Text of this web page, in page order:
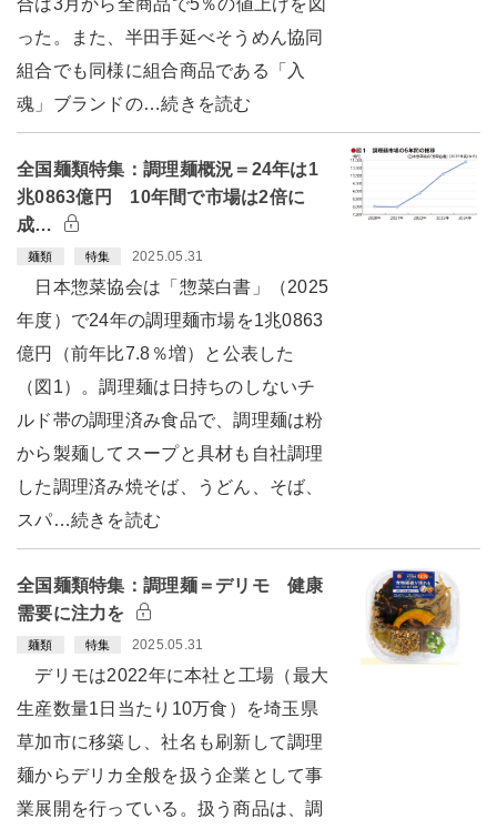
った。また、半田手延べそうめん協同
組合でも同様に組合商品である「入
魂」ブランドの…続きを読む
全国麺類特集：調理麺概況＝24年は1
兆0863億円 10年間で市場は2倍に
成…
麺類 特集 2025.05.31
日本惣菜協会は「惣菜白書」（2025
年度）で24年の調理麺市場を1兆0863
億円（前年比7.8％増）と公表した
（図1）。調理麺は日持ちのしないチ
ルド帯の調理済み食品で、調理麺は粉
から製麺してスープと具材も自社調理
した調理済み焼そば、うどん、そば、
スパ…続きを読む
全国麺類特集：調理麺＝デリモ 健康
需要に注力を
麺類 特集 2025.05.31
デリモは2022年に本社と工場（最大
生産数量1日当たり10万食）を埼玉県
草加市に移築し、社名も刷新して調理
麺からデリカ全般を扱う企業として事
業展開を行っている。扱う商品は、調